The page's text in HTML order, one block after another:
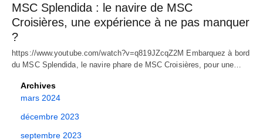
MSC Splendida : le navire de MSC
Croisières, une expérience à ne pas manquer
?
https://www.youtube.com/watch?v=q819JZcqZ2M Embarquez à bord
du MSC Splendida, le navire phare de MSC Croisières, pour une…
Archives
mars 2024
décembre 2023
septembre 2023